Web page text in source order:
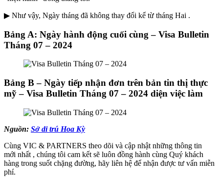
▶ Như vậy, Ngày tháng đã không thay đổi kể từ tháng Hai .
Bảng A: Ngày hành động cuối cùng – Visa Bulletin
Tháng 07 – 2024
Bảng B – Ngày tiếp nhận đơn trên bản tin thị thực
mỹ – Visa Bulletin Tháng 07 – 2024 diện việc làm
Nguồn: Sở di trú Hoa Kỳ
Cùng VIC & PARTNERS theo dõi và cập nhật những thông tin
mới nhất , chúng tôi cam kết sẽ luôn đồng hành cùng Quý khách
hàng trong suốt chặng đường, hãy liên hệ để nhận được tư vấn miễn
phí.